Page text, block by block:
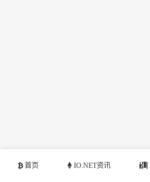
首页 IO.NET资讯